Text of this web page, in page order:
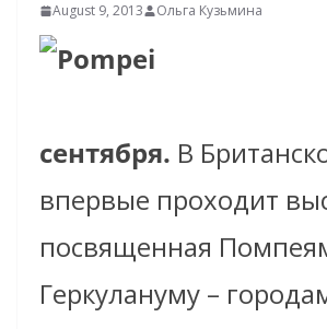
August 9, 2013 Ольга Кузьмина
сентября. В
впервые проходит
посвященная
Геркулануму –